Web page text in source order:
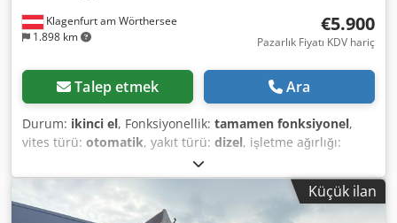
Klagenfurt am Wörthersee
1.898 km
€5.900
Pazarlık Fiyatı KDV hariç
Talep etmek Ara
Durum: ikinci el, Fonksiyonellik: tamamen fonksiyonel,
vites türü: otomatik, yakıt türü: dizel, işletme ağırlığı:
, dingil konfigürasyonu:
Üretim yılı:1977, Donanım:hidrolik, Technically in good
condition Chsdet S Idrspfx Abrea
Küçük ilan